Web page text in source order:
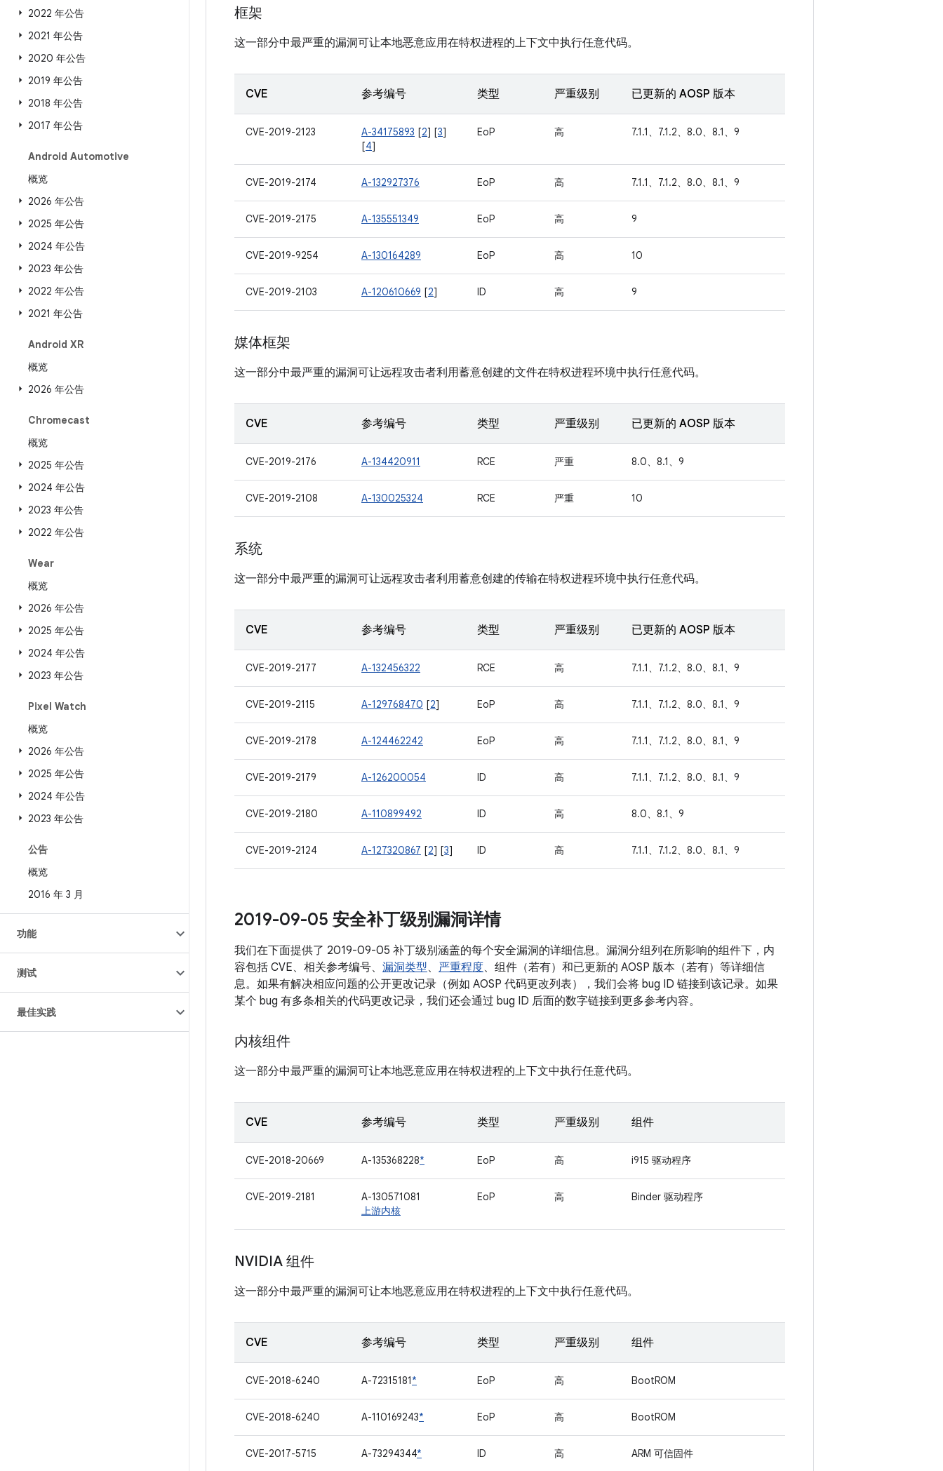
2022 年公告
2021 年公告
2020 年公告
2019 年公告
2018 年公告
2017 年公告
Android Automotive
概览
2026 年公告
2025 年公告
2024 年公告
2023 年公告
2022 年公告
2021 年公告
Android XR
概览
2026 年公告
Chromecast
概览
2025 年公告
2024 年公告
2023 年公告
2022 年公告
Wear
概览
2026 年公告
2025 年公告
2024 年公告
2023 年公告
Pixel Watch
概览
2026 年公告
2025 年公告
2024 年公告
2023 年公告
公告
概览
2016 年 3 月
功能
测试
最佳实践
框架
这一部分中最严重的漏洞可让本地恶意应用在特权进程的上下文中执行任意代码。
CVE 参考编号 类型 严重级别 已更新的 AOSP 版本
CVE-2019-2123 A-34175893 [2] [3]
[4]
EoP 高 7.1.1、7.1.2、8.0、8.1、9
CVE-2019-2174 A-132927376 EoP 高 7.1.1、7.1.2、8.0、8.1、9
CVE-2019-2175 A-135551349 EoP 高 9
CVE-2019-9254 A-130164289 EoP 高 10
CVE-2019-2103 A-120610669 [2] ID 高 9
媒体框架
这一部分中最严重的漏洞可让远程攻击者利用蓄意创建的文件在特权进程环境中执行任意代码。
CVE 参考编号 类型 严重级别 已更新的 AOSP 版本
CVE-2019-2176 A-134420911 RCE 严重 8.0、8.1、9
CVE-2019-2108 A-130025324 RCE 严重 10
系统
这一部分中最严重的漏洞可让远程攻击者利用蓄意创建的传输在特权进程环境中执行任意代码。
CVE 参考编号 类型 严重级别 已更新的 AOSP 版本
CVE-2019-2177 A-132456322 RCE 高 7.1.1、7.1.2、8.0、8.1、9
CVE-2019-2115 A-129768470 [2] EoP 高 7.1.1、7.1.2、8.0、8.1、9
CVE-2019-2178 A-124462242 EoP 高 7.1.1、7.1.2、8.0、8.1、9
CVE-2019-2179 A-126200054 ID 高 7.1.1、7.1.2、8.0、8.1、9
CVE-2019-2180 A-110899492 ID 高 8.0、8.1、9
CVE-2019-2124 A-127320867 [2] [3] ID 高 7.1.1、7.1.2、8.0、8.1、9
2019-09-05 安全补丁级别漏洞详情
我们在下面提供了 2019-09-05 补丁级别涵盖的每个安全漏洞的详细信息。漏洞分组列在所影响的组件下，内
容包括 CVE、相关参考编号、 漏洞类型、 严重程度、组件（若有）和已更新的 AOSP 版本（若有）等详细信
息。如果有解决相应问题的公开更改记录（例如 AOSP 代码更改列表），我们会将 bug ID 链接到该记录。如果
某个 bug 有多条相关的代码更改记录，我们还会通过 bug ID 后面的数字链接到更多参考内容。
内核组件
这一部分中最严重的漏洞可让本地恶意应用在特权进程的上下文中执行任意代码。
CVE 参考编号 类型 严重级别 组件
CVE-2018-20669 A-135368228* EoP 高 i915 驱动程序
CVE-2019-2181
A-130571081
上游内核
EoP 高 Binder 驱动程序
NVIDIA 组件
这一部分中最严重的漏洞可让本地恶意应用在特权进程的上下文中执行任意代码。
CVE 参考编号 类型 严重级别 组件
CVE-2018-6240 A-72315181* EoP 高 BootROM
CVE-2018-6240 A-110169243* EoP 高 BootROM
CVE-2017-5715 A-73294344* ID 高 ARM 可信固件